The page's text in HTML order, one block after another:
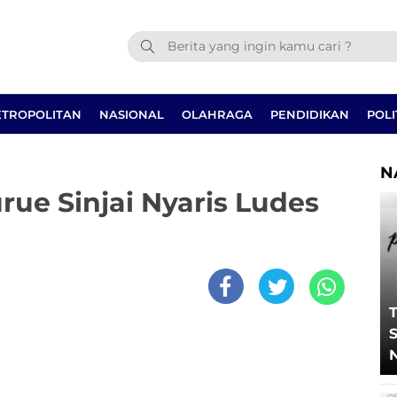
NASIONAL OLAHRAGA PENDIDIKAN
Sinjai Nyaris Ludes